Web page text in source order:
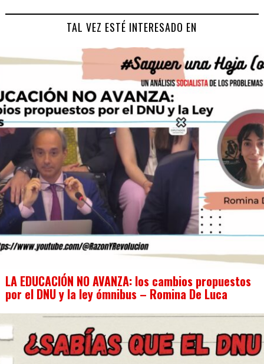
TAL VEZ ESTÉ INTERESADO EN
LA EDUCACIÓN NO AVANZA: los cambios propuestos
por el DNU y la ley ómnibus – Romina De Luca